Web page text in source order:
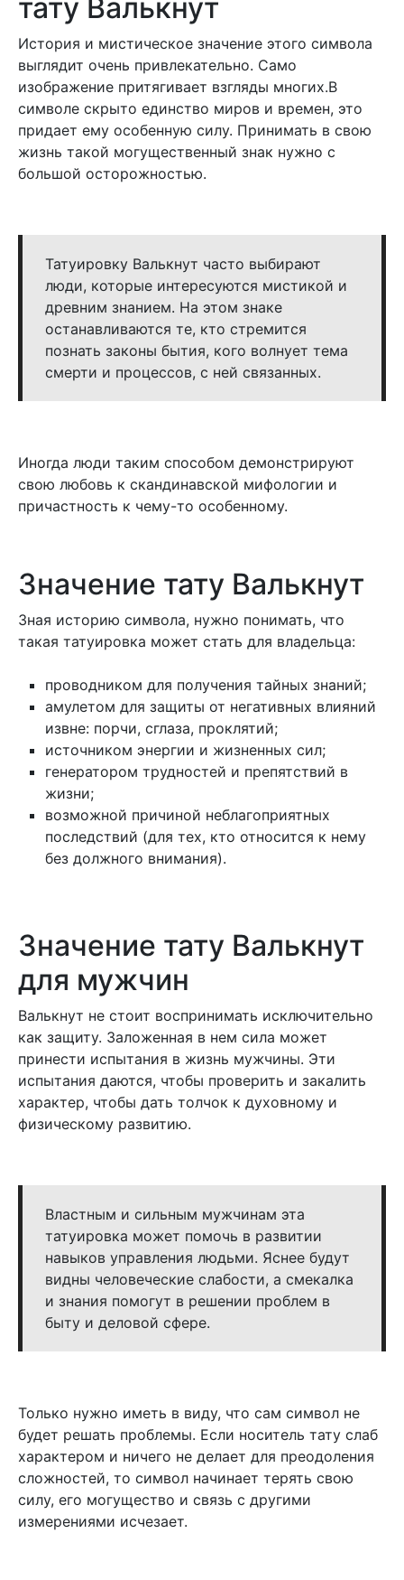
тату Валькнут
История и мистическое значение этого символа
выглядит очень привлекательно. Само
изображение притягивает взгляды многих.В
символе скрыто единство миров и времен, это
придает ему особенную силу. Принимать в свою
жизнь такой могущественный знак нужно с
большой осторожностью.
Татуировку Валькнут часто выбирают
люди, которые интересуются мистикой и
древним знанием. На этом знаке
останавливаются те, кто стремится
познать законы бытия, кого волнует тема
смерти и процессов, с ней связанных.
Иногда люди таким способом демонстрируют
свою любовь к скандинавской мифологии и
причастность к чему-то особенному.
Значение тату Валькнут
Зная историю символа, нужно понимать, что
такая татуировка может стать для владельца:
проводником для получения тайных знаний;
амулетом для защиты от негативных влияний
извне: порчи, сглаза, проклятий;
источником энергии и жизненных сил;
генератором трудностей и препятствий в
жизни;
возможной причиной неблагоприятных
последствий (для тех, кто относится к нему
без должного внимания).
Значение тату Валькнут
для мужчин
Валькнут не стоит воспринимать исключительно
как защиту. Заложенная в нем сила может
принести испытания в жизнь мужчины. Эти
испытания даются, чтобы проверить и закалить
характер, чтобы дать толчок к духовному и
физическому развитию.
Властным и сильным мужчинам эта
татуировка может помочь в развитии
навыков управления людьми. Яснее будут
видны человеческие слабости, а смекалка
и знания помогут в решении проблем в
быту и деловой сфере.
Только нужно иметь в виду, что сам символ не
будет решать проблемы. Если носитель тату слаб
характером и ничего не делает для преодоления
сложностей, то символ начинает терять свою
силу, его могущество и связь с другими
измерениями исчезает.